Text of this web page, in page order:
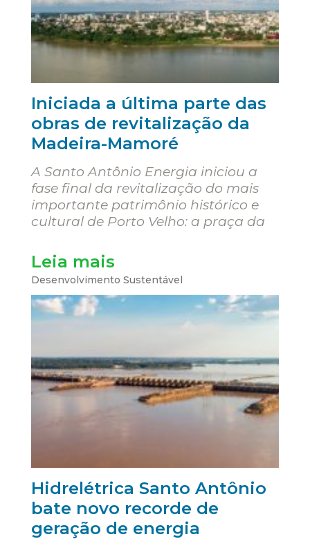
Iniciada a última parte das
obras de revitalização da
Madeira-Mamoré
A Santo Antônio Energia iniciou a
fase final da revitalização do mais
importante patrimônio histórico e
cultural de Porto Velho: a praça da
Leia mais
Desenvolvimento Sustentável
Hidrelétrica Santo Antônio
bate novo recorde de
geração de energia